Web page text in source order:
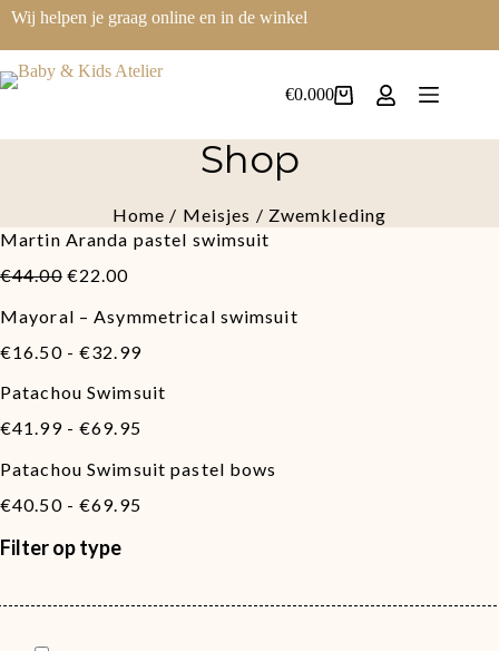
Ga
naar
de
inhoud
Wij helpen je graag online en in de winkel
Winkelwagen
€0.000
Shop
Home / Meisjes / Zwemkleding
Martin Aranda pastel swimsuit
€44.00 Oorspronkelijke
was:
€44.00.
€22.00Huidige
is:
€22.00.
Mayoral – Asymmetrical swimsuit
€16.50 - €32.99Prijsklasse:
tot
Patachou Swimsuit
€41.99 - €69.95Prijsklasse:
tot
Patachou Swimsuit pastel bows
€40.50 - €69.95Prijsklasse:
Filter op type